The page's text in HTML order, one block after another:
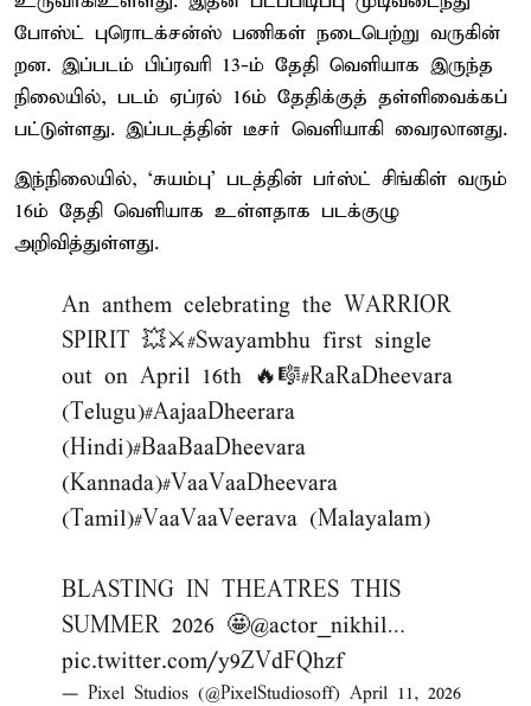
போஸ்ட் புரொடக்சன்ஸ் பணிகள் நடை​பெற்று வரு​கின்​
றன. இப்​படம் பிப்​ரவரி 13-ம் தேதி வெளி​யாக இருந்த
நிலையில், படம்​ ஏப்​ரல் 16ம்​ தேதிக்குத் தள்​ளிவைக்​கப்​
பட்​டுள்​ளது. இப்படத்தின் டீசர் வெளியாகி வைரலானது.
இந்​நிலை​யில், ‘சுயம்​பு’ படத்தின் பர்ஸ்ட் சிங்கிள் வரும்
16ம் தேதி வெளியாக உள்ளதாக படக்குழு
அறிவித்துள்ளது.
An anthem celebrating the WARRIOR
SPIRIT 💥⚔️#Swayambhu first single
out on April 16th 🔥🎼#RaRaDheevara
(Telugu)#AajaaDheerara
(Hindi)#BaaBaaDheevara
(Kannada)#VaaVaaDheevara
(Tamil)#VaaVaaVeerava (Malayalam)
BLASTING IN THEATRES THIS
SUMMER 2026 🤩@actor_nikhil…
pic.twitter.com/y9ZVdFQhzf
— Pixel Studios (@PixelStudiosoff) April 11, 2026